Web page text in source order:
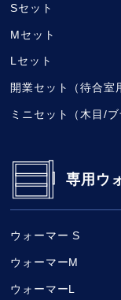
Sセット
Mセット
Lセット
開業セット（待合室
ミニセット（木目/ブ
専用ウ
ウォーマー S
ウォーマーM
ウォーマーL